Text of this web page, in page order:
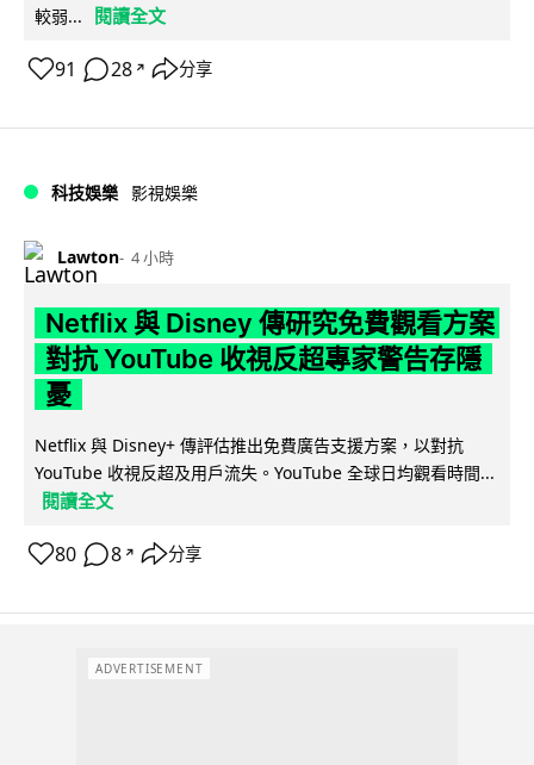
較弱...
閱讀全文
91 28 ↗ 分享
科技娛樂 影視娛樂
Lawton 4 小時
Netflix 與 Disney 傳研究免費觀看方案
對抗 YouTube 收視反超專家警告存隱
憂
Netflix 與 Disney+ 傳評估推出免費廣告支援方案，以對抗
YouTube 收視反超及用戶流失。YouTube 全球日均觀看時間...
閱讀全文
80 8 ↗ 分享
ADVERTISEMENT